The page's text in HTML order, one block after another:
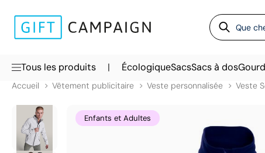
Tous les produits | ÉcologiqueSacsSacs à dos
Accueil Vêtement publicitaire Veste personnalisée Veste
Enfants et Adultes